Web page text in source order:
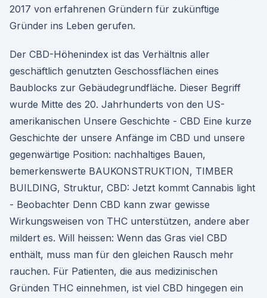
2017 von erfahrenen Gründern für zukünftige
Gründer ins Leben gerufen.
Der CBD-Höhenindex ist das Verhältnis aller
geschäftlich genutzten Geschossflächen eines
Baublocks zur Gebäudegrundfläche. Dieser Begriff
wurde Mitte des 20. Jahrhunderts von den US-
amerikanischen Unsere Geschichte - CBD Eine kurze
Geschichte der unsere Anfänge im CBD und unsere
gegenwärtige Position: nachhaltiges Bauen,
bemerkenswerte BAUKONSTRUKTION, TIMBER
BUILDING, Struktur, CBD: Jetzt kommt Cannabis light
- Beobachter Denn CBD kann zwar gewisse
Wirkungsweisen von THC unterstützen, andere aber
mildert es. Will heissen: Wenn das Gras viel CBD
enthält, muss man für den gleichen Rausch mehr
rauchen. Für Patienten, die aus medizinischen
Gründen THC einnehmen, ist viel CBD hingegen ein